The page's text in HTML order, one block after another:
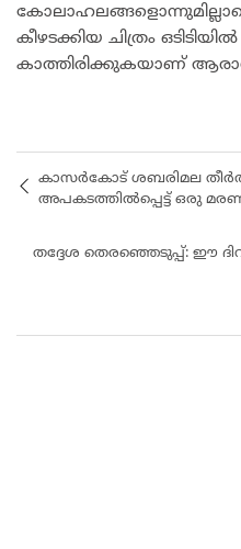
കീഴടക്കിയ ചിത്രം
കാത്തിരിക്കുകയാണ്
കാസർകോട് ശബരിമല
അപകടത്തിൽപ്പെട്ട് ഒരു
തദ്ദേശ തെരഞ്ഞെടുപ്പ്: ഈ